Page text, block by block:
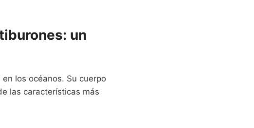
un
los océanos. Su cuerpo
las características más